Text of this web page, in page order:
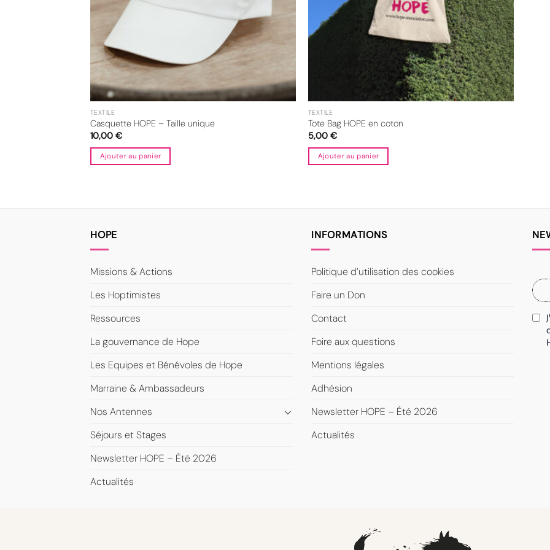
TEXTILE
Casquette HOPE – Taille unique
10,00 €
Ajouter au panier
TEXTILE
Tote Bag HOPE en coton
5,00 €
Ajouter au panier
HOPE
Missions & Actions
Les Hoptimistes
Ressources
La gouvernance de Hope
Les Equipes et Bénévoles de Hope
Marraine & Ambassadeurs
Nos Antennes
Séjours et Stages
Newsletter HOPE – Été 2026
Actualités
INFORMATIONS
Politique d’utilisation des cookies
Faire un Don
Contact
Foire aux questions
Mentions légales
Adhésion
Newsletter HOPE – Été 2026
Actualités